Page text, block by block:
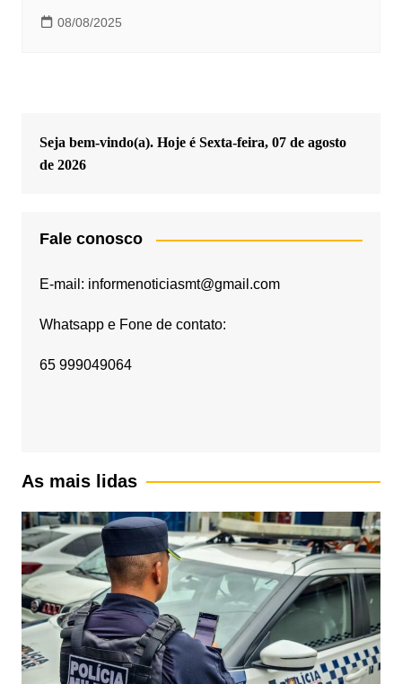
08/08/2025
Seja bem-vindo(a). Hoje é Sexta-feira, 07 de agosto
de 2026
Fale conosco
E-mail: informenoticiasmt@gmail.com
Whatsapp e Fone de contato:
65 999049064
As mais lidas